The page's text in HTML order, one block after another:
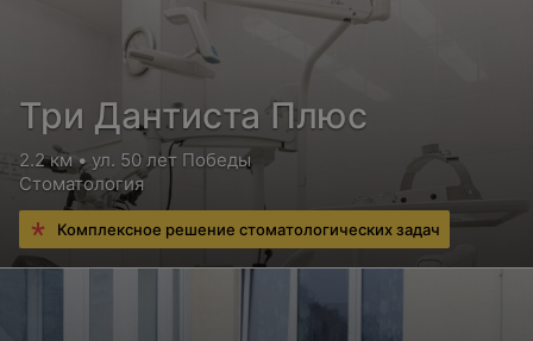
Три Дантиста Плюс
2.2 км • ул. 50 лет Победы
Стоматология
Комплексное решение стоматологических задач